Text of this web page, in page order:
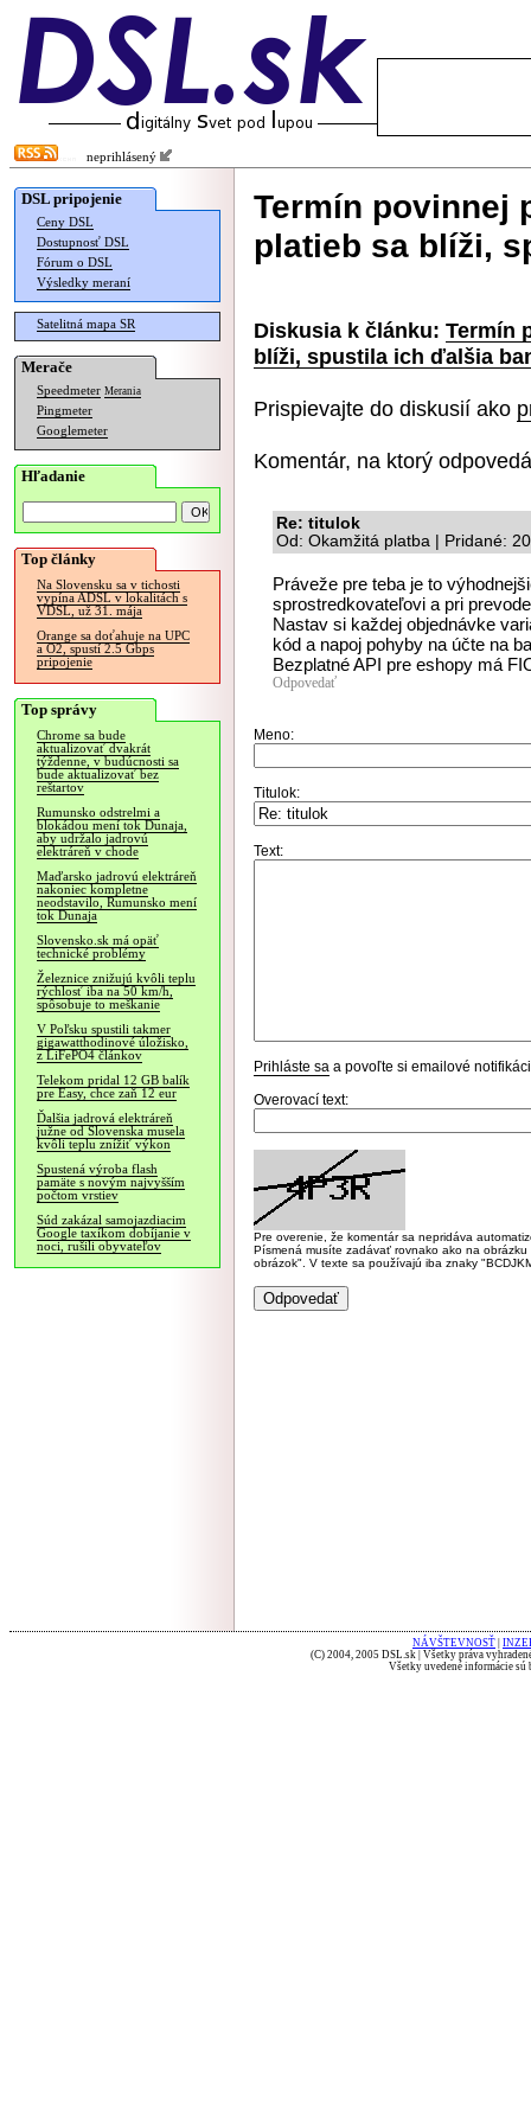
neprihlásený
DSL pripojenie
Ceny DSL
Dostupnosť DSL
Fórum o DSL
Výsledky meraní
Satelitná mapa SR
Merače
Speedmeter Merania
Pingmeter
Googlemeter
Hľadanie
Top články
Na Slovensku sa v tichosti
vypína ADSL v lokalitách s
VDSL, už 31. mája
Orange sa doťahuje na UPC
a O2, spustí 2.5 Gbps
pripojenie
Top správy
Chrome sa bude
aktualizovať dvakrát
týždenne, v budúcnosti sa
bude aktualizovať bez
reštartov
Rumunsko odstrelmi a
blokádou mení tok Dunaja,
aby udržalo jadrovú
elektráreň v chode
Maďarsko jadrovú elektráreň
nakoniec kompletne
neodstavilo, Rumunsko mení
tok Dunaja
Slovensko.sk má opäť
technické problémy
Železnice znižujú kvôli teplu
rýchlosť iba na 50 km/h,
spôsobuje to meškanie
V Poľsku spustili takmer
gigawatthodinové úložisko,
z LiFePO4 článkov
Telekom pridal 12 GB balík
pre Easy, chce zaň 12 eur
Ďalšia jadrová elektráreň
južne od Slovenska musela
kvôli teplu znížiť výkon
Spustená výroba flash
pamäte s novým najvyšším
počtom vrstiev
Súd zakázal samojazdiacim
Google taxíkom dobíjanie v
noci, rušili obyvateľov
Termín povinnej
platieb sa blíži,
Diskusia k článku: Termín
blíži, spustila ich ďalšia
Prispievajte do diskusií ako
Komentár, na ktorý
Re: titulok
Od: Okamžitá platba | Pridané:
Práveže pre teba je to
sprostredkovateľovi a pri
Nastav si každej objednávke
kód a napoj pohyby na účte na
Bezplatné API pre eshopy má
Odpovedať
Meno:
Titulok:
Text:
Prihláste sa a povoľte si emailové
Overovací text:
Pre overenie, že komentár sa nepridáva
Písmená musíte zadávať rovnako ako na
obrázok". V texte sa používajú iba znaky
NÁVŠTEVNOSŤ
(C) 2004, 2005 DSL.sk | Všetky práva
Všetky uvedené informácie sú